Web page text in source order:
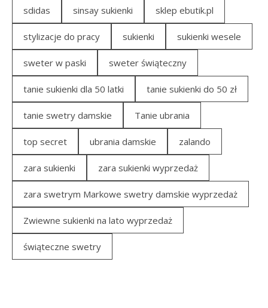
sdidas sinsay sukienki sklep ebutik.pl
stylizacje do pracy sukienki sukienki wesele
sweter w paski sweter świąteczny
tanie sukienki dla 50 latki tanie sukienki do 50 zł
tanie swetry damskie Tanie ubrania
top secret ubrania damskie zalando
zara sukienki zara sukienki wyprzedaż
zara swetrym Markowe swetry damskie wyprzedaż
Zwiewne sukienki na lato wyprzedaż
świąteczne swetry